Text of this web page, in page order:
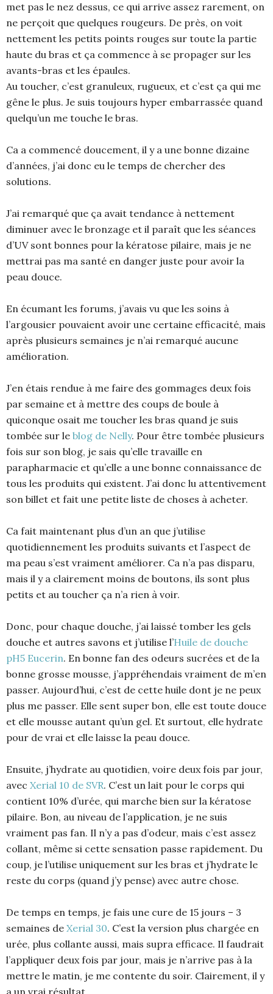
met pas le nez dessus, ce qui arrive assez rarement, on
ne perçoit que quelques rougeurs. De près, on voit
nettement les petits points rouges sur toute la partie
haute du bras et ça commence à se propager sur les
avants-bras et les épaules.
Au toucher, c’est granuleux, rugueux, et c’est ça qui me
gêne le plus. Je suis toujours hyper embarrassée quand
quelqu’un me touche le bras.
Ca a commencé doucement, il y a une bonne dizaine
d’années, j’ai donc eu le temps de chercher des
solutions.
J’ai remarqué que ça avait tendance à nettement
diminuer avec le bronzage et il paraît que les séances
d’UV sont bonnes pour la kératose pilaire, mais je ne
mettrai pas ma santé en danger juste pour avoir la
peau douce.
En écumant les forums, j’avais vu que les soins à
l’argousier pouvaient avoir une certaine efficacité, mais
après plusieurs semaines je n’ai remarqué aucune
amélioration.
J’en étais rendue à me faire des gommages deux fois
par semaine et à mettre des coups de boule à
quiconque osait me toucher les bras quand je suis
tombée sur le blog de Nelly. Pour être tombée plusieurs
fois sur son blog, je sais qu’elle travaille en
parapharmacie et qu’elle a une bonne connaissance de
tous les produits qui existent. J’ai donc lu attentivement
son billet et fait une petite liste de choses à acheter.
Ca fait maintenant plus d’un an que j’utilise
quotidiennement les produits suivants et l’aspect de
ma peau s’est vraiment améliorer. Ca n’a pas disparu,
mais il y a clairement moins de boutons, ils sont plus
petits et au toucher ça n’a rien à voir.
Donc, pour chaque douche, j’ai laissé tomber les gels
douche et autres savons et j’utilise l’Huile de douche
pH5 Eucerin. En bonne fan des odeurs sucrées et de la
bonne grosse mousse, j’appréhendais vraiment de m’en
passer. Aujourd’hui, c’est de cette huile dont je ne peux
plus me passer. Elle sent super bon, elle est toute douce
et elle mousse autant qu’un gel. Et surtout, elle hydrate
pour de vrai et elle laisse la peau douce.
Ensuite, j’hydrate au quotidien, voire deux fois par jour,
avec Xerial 10 de SVR. C’est un lait pour le corps qui
contient 10% d’urée, qui marche bien sur la kératose
pilaire. Bon, au niveau de l’application, je ne suis
vraiment pas fan. Il n’y a pas d’odeur, mais c’est assez
collant, même si cette sensation passe rapidement. Du
coup, je l’utilise uniquement sur les bras et j’hydrate le
reste du corps (quand j’y pense) avec autre chose.
De temps en temps, je fais une cure de 15 jours – 3
semaines de Xerial 30. C’est la version plus chargée en
urée, plus collante aussi, mais supra efficace. Il faudrait
l’appliquer deux fois par jour, mais je n’arrive pas à la
mettre le matin, je me contente du soir. Clairement, il y
a un vrai résultat.